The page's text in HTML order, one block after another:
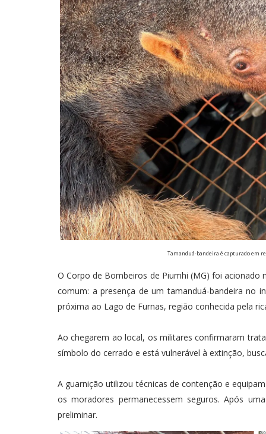
Tamanduá-bandeira é capturado em
O Corpo de Bombeiros de Piumhi (MG) foi
comum: a presença de um tamanduá-bandeira no
próxima ao Lago de Furnas, região conhecida pela
Ao chegarem ao local, os militares confirmaram
símbolo do cerrado e está vulnerável à extinção,
A guarnição utilizou técnicas de contenção e
os moradores permanecessem seguros. Após
preliminar.